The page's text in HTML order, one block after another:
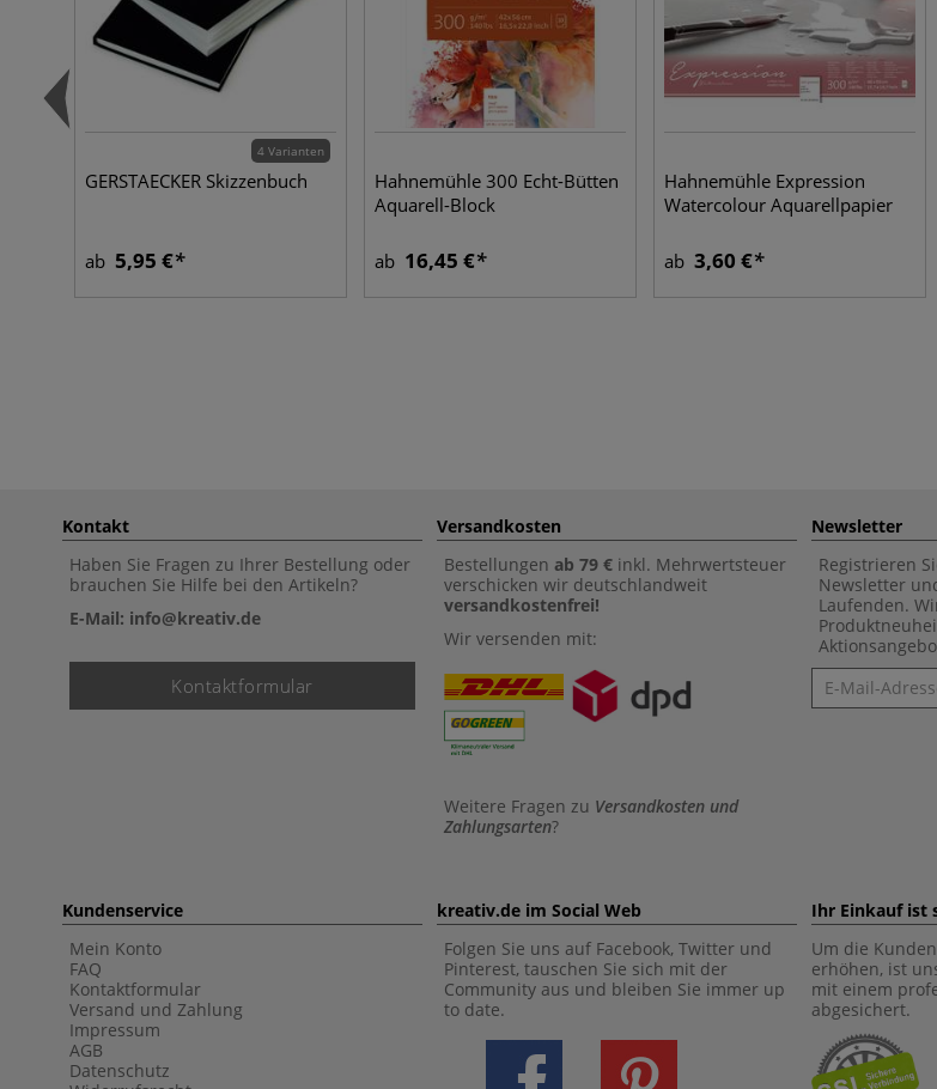
4 Varianten
GERSTAECKER Skizzenbuch
ab 5,95 €
Hahnemühle 300 Echt-Bütten
Aquarell-Block
ab 16,45 €
Hahnemühle Expression
Watercolour Aquarellpapier
ab 3,60 €
Kontakt
Haben Sie Fragen zu Ihrer Bestellung oder
brauchen Sie Hilfe bei den Artikeln?
E-Mail: info@kreativ.de
Kontaktformular
Versandkosten
Bestellungen ab 79 € inkl. Mehrwertsteuer
verschicken wir deutschlandweit
versandkostenfrei!
Wir versenden mit:
Weitere Fragen zu Versandkosten und
Zahlungsarten?
Newsletter
Registrieren
Newsletter
Laufenden.
Newsletter
Kundenservice
Mein Konto
FAQ
Kontaktformular
Versand und Zahlung
Impressum
AGB
Datenschutz
kreativ.de im Social Web
Folgen Sie uns auf Facebook, Twitter und
Pinterest, tauschen Sie sich mit der
Community aus und bleiben Sie immer up
to date.
Ihr Einkauf ist
Um die
erhöhen, ist
mit einem
abgesichert.